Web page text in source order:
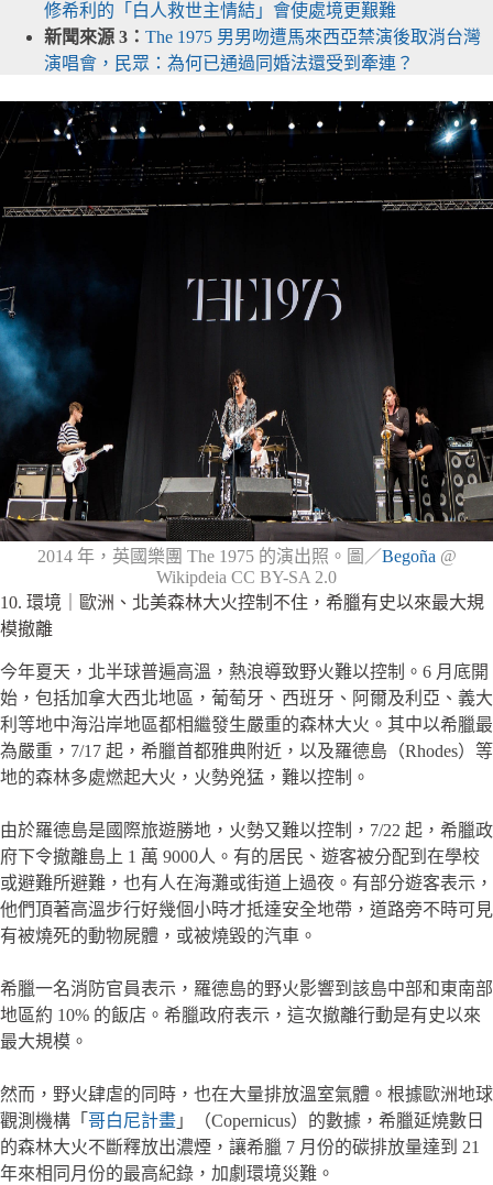
修希利的「白人救世主情結」會使處境更艱難
新聞來源 3： The 1975 男男吻遭馬來西亞禁演後取消台灣
演唱會，民眾：為何已通過同婚法還受到牽連？
2014 年，英國樂團 The 1975 的演出照。圖／Begoña @
Wikipdeia CC BY-SA 2.0
10. 環境｜歐洲、北美森林大火控制不住，希臘有史以來最大規
模撤離
今年夏天，北半球普遍高溫，熱浪導致野火難以控制。6 月底開
始，包括加拿大西北地區，葡萄牙、西班牙、阿爾及利亞、義大
利等地中海沿岸地區都相繼發生嚴重的森林大火。其中以希臘最
為嚴重，7/17 起，希臘首都雅典附近，以及羅德島（Rhodes）等
地的森林多處燃起大火，火勢兇猛，難以控制。
由於羅德島是國際旅遊勝地，火勢又難以控制，7/22 起，希臘政
府下令撤離島上 1 萬 9000人。有的居民、遊客被分配到在學校
或避難所避難，也有人在海灘或街道上過夜。有部分遊客表示，
他們頂著高溫步行好幾個小時才抵達安全地帶，道路旁不時可見
有被燒死的動物屍體，或被燒毀的汽車。
希臘一名消防官員表示，羅德島的野火影響到該島中部和東南部
地區約 10% 的飯店。希臘政府表示，這次撤離行動是有史以來
最大規模。
然而，野火肆虐的同時，也在大量排放溫室氣體。根據歐洲地球
觀測機構「 哥白尼計畫 」（Copernicus）的數據，希臘延燒數日
的森林大火不斷釋放出濃煙，讓希臘 7 月份的碳排放量達到 21
年來相同月份的最高紀錄，加劇環境災難。